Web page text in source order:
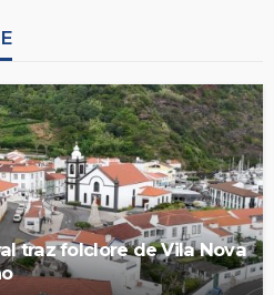
traz folclore de Vila Nova